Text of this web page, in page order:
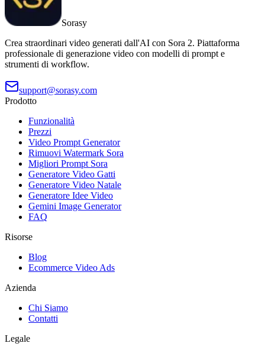
Sorasy
Crea straordinari video generati dall'AI con Sora 2. Piattaforma
professionale di generazione video con modelli di prompt e
strumenti di workflow.
support@sorasy.com
Prodotto
Funzionalità
Prezzi
Video Prompt Generator
Rimuovi Watermark Sora
Migliori Prompt Sora
Generatore Video Gatti
Generatore Video Natale
Generatore Idee Video
Gemini Image Generator
FAQ
Risorse
Blog
Ecommerce Video Ads
Azienda
Chi Siamo
Contatti
Legale